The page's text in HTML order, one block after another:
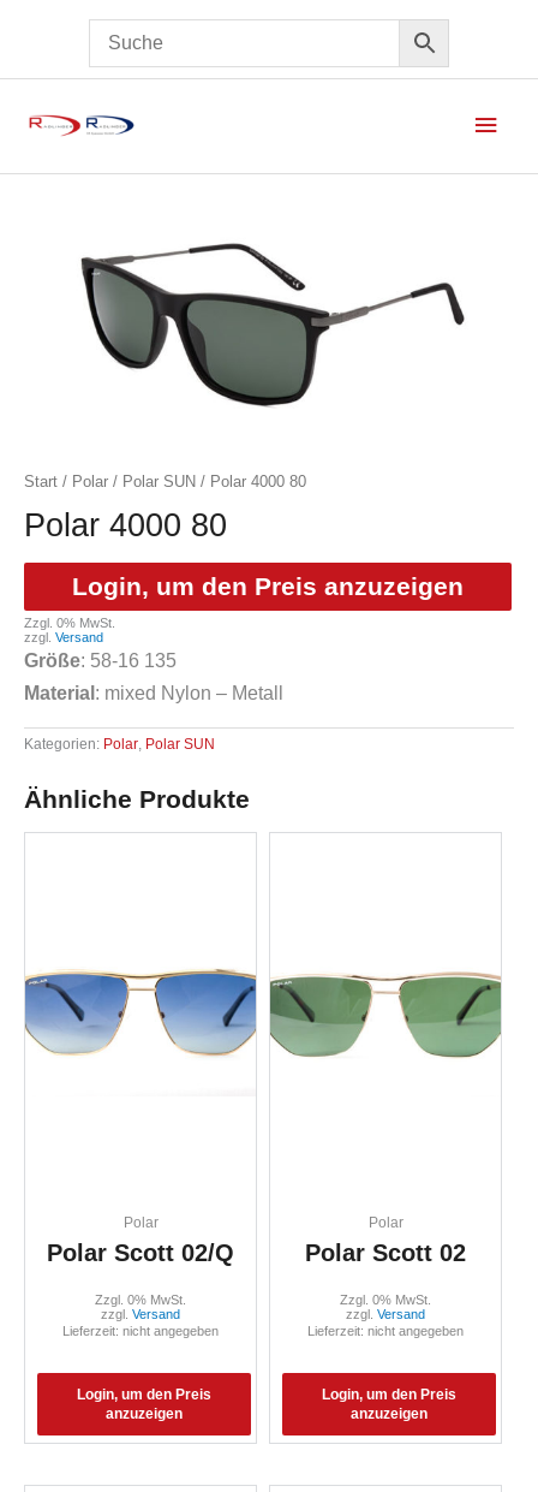
Start / Polar / Polar SUN / Polar 4000 80
Polar 4000 80
Login, um den Preis anzuzeigen
Zzgl. 0% MwSt.
zzgl. Versand
Größe: 58-16 135
Material : mixed Nylon – Metall
Kategorien: Polar Polar SUN
Ähnliche Produkte
Polar
Polar Scott 02/Q
Login, um den Preis
anzuzeigen
Zzgl. 0% MwSt.
zzgl. Versand
Lieferzeit: nicht angegeben
Polar
Polar Scott 02
Login, um den Preis
anzuzeigen
Zzgl. 0% MwSt.
zzgl. Versand
Lieferzeit: nicht angegeben